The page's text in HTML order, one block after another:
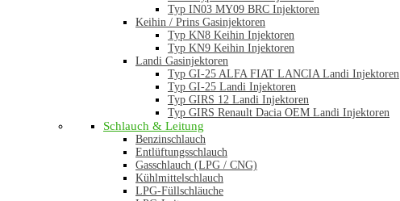
Typ IN03 MY09 BRC Injektoren
Keihin / Prins Gasinjektoren
Typ KN8 Keihin Injektoren
Typ KN9 Keihin Injektoren
Landi Gasinjektoren
Typ GI-25 ALFA FIAT LANCIA Landi Injektoren
Typ GI-25 Landi Injektoren
Typ GIRS 12 Landi Injektoren
Typ GIRS Renault Dacia OEM Landi Injektoren
Schlauch & Leitung
Benzinschlauch
Entlüftungsschlauch
Gasschlauch (LPG / CNG)
Kühlmittelschlauch
LPG-Füllschläuche